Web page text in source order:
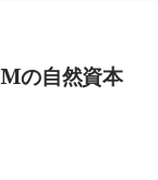
の自然資本